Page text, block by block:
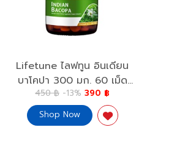
Lifetune ไลฟทูน อินเดียน
บาโคปา 300 มก. 60 เม็ด
Indian Bacopa 300 mg.
450 ฿ -13% 390 ฿
Shop Now